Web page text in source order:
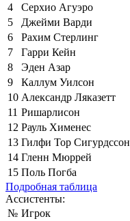
4
Серхио Агуэро
5
Джейми Варди
6
Рахим Стерлинг
7
Гарри Кейн
8
Эден Азар
9
Каллум Уилсон
10 Александр Ляказетт
11 Ришарлисон
12 Рауль Хименес
13 Гилфи Тор Сигурдссон
14 Гленн Мюррей
15 Поль Погба
Подробная таблица
Ассистенты:
№ Игрок